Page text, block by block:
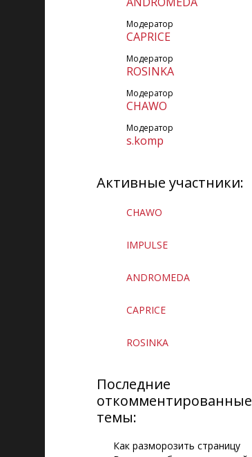
декрете
Кнопка сайта:
Мы в соц.сетях:
Друзья:
Блог Сергея Почечуева | Как
Все секреты копирайтинга
Блоггинг, копирайтинг: все самое
Модератор
CAPRICE
Модератор
ROSINKA
Модератор
CHAWO
Модератор
s.komp
Активные участники:
CHAWO
IMPULSE
ANDROMEDA
CAPRICE
ROSINKA
Последние
откомментированные
темы:
Как разморозить страницу